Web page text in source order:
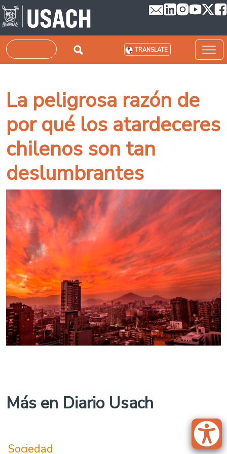
Skip to main content
Search TRANSLATE
La peligrosa razón de
por qué los atardeceres
chilenos son tan
deslumbrantes
Más en Diario Usach
Sociedad